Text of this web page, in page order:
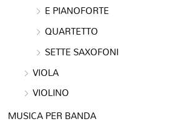
E PIANOFORTE
QUARTETTO
SETTE SAXOFONI
VIOLA
VIOLINO
MUSICA PER BANDA